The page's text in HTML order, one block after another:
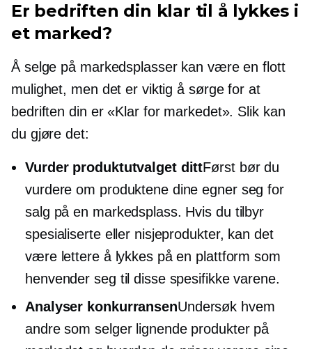
Er bedriften din klar til å lykkes i
et marked?
Å selge på markedsplasser kan være en flott
mulighet, men det er viktig å sørge for at
bedriften din er «Klar for markedet». Slik kan
du gjøre det:
Vurder produktutvalget dittFørst bør du
vurdere om produktene dine egner seg for
salg på en markedsplass. Hvis du tilbyr
spesialiserte eller nisjeprodukter, kan det
være lettere å lykkes på en plattform som
henvender seg til disse spesifikke varene.
Analyser konkurransenUndersøk hvem
andre som selger lignende produkter på